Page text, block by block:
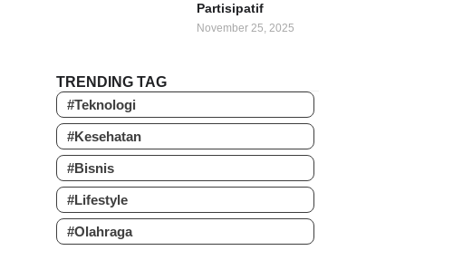
Partisipatif
November 25, 2025
TRENDING TAG
#Teknologi
#Kesehatan
#Bisnis
#Lifestyle
#Olahraga